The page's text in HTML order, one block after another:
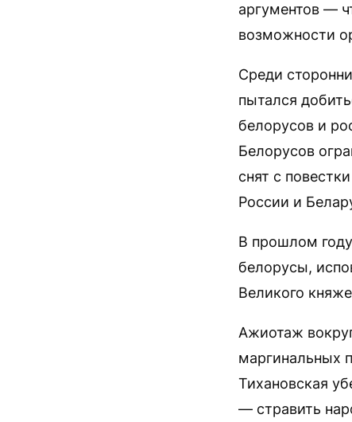
аргументов —
возможности
Среди
пытался
белорусов и
Белорусов
снят с
России и
В прошлом
белорусы,
Великого
Ажиотаж
маргинальных
Тихановская
— стравить